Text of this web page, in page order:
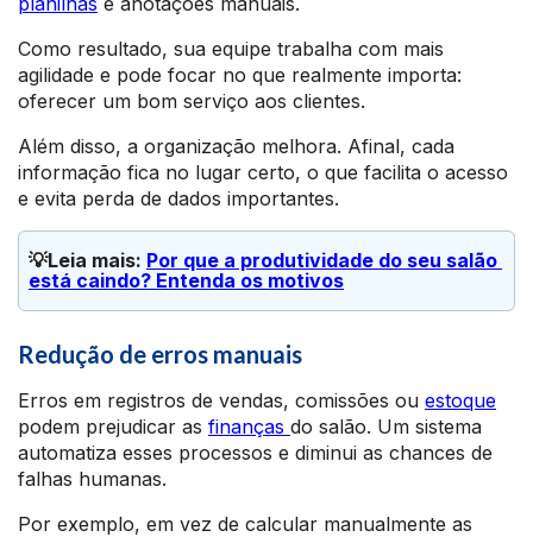
Como resultado, sua equipe trabalha com mais
agilidade e pode focar no que realmente importa:
oferecer um bom serviço aos clientes.
Além disso, a organização melhora. Afinal, cada
informação fica no lugar certo, o que facilita o acesso
e evita perda de dados importantes.
💡Leia mais: Por que a produtividade do seu salão
está caindo? Entenda os motivos
Redução de erros manuais
Erros em registros de vendas, comissões ou estoque
podem prejudicar as finanças do salão. Um sistema
automatiza esses processos e diminui as chances de
falhas humanas.
Por exemplo, em vez de calcular manualmente as